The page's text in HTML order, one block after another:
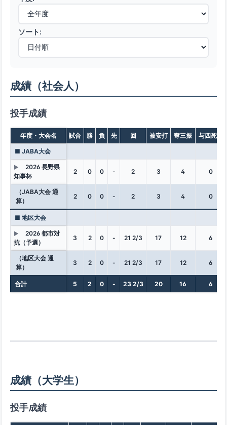
ソート:
成績（社会人）
投手成績
年度・大会名 試合 勝 負 先 回 被安打 奪三振 与四死球
■ JABA大会
▶
2026 長野県
知事杯
2 0 0 - 2 3 4 0
（JABA大会 通
算）
2 0 0 - 2 3 4 0
■ 地区大会
▶
2026 都市対
抗（予選）
3 2 0 - 21 2/3 17 12 6
（地区大会 通
算）
3 2 0 - 21 2/3 17 12 6
合計 5 2 0 - 23 2/3 20 16 6
成績（大学生）
投手成績